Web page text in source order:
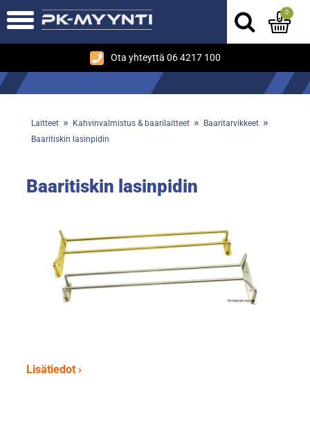
Ota yhteyttä 06 4217 100
0
Laitteet » Kahvinvalmistus & baarilaitteet » Baaritarvikkeet »
Baaritiskin lasinpidin
Baaritiskin lasinpidin
Lisätiedot ›